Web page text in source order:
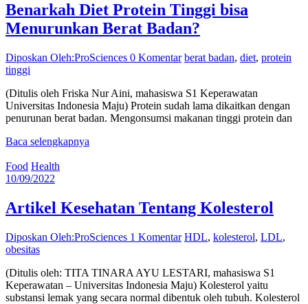
Benarkah Diet Protein Tinggi bisa
Menurunkan Berat Badan?
Diposkan Oleh:ProSciences 0 Komentar berat badan, diet, protein
tinggi
(Ditulis oleh Friska Nur Aini, mahasiswa S1 Keperawatan
Universitas Indonesia Maju) Protein sudah lama dikaitkan dengan
penurunan berat badan. Mengonsumsi makanan tinggi protein dan
Baca selengkapnya
Food Health
10/09/2022
Artikel Kesehatan Tentang Kolesterol
Diposkan Oleh:ProSciences 1 Komentar HDL, kolesterol, LDL,
obesitas
(Ditulis oleh: TITA TINARA AYU LESTARI, mahasiswa S1
Keperawatan – Universitas Indonesia Maju) Kolesterol yaitu
substansi lemak yang secara normal dibentuk oleh tubuh. Kolesterol